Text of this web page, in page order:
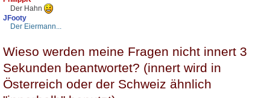
Der Hahn
JFooty
Der Eiermann...
Wieso werden meine Fragen nicht innert 3
Sekunden beantwortet? (innert wird in
Österreich oder der Schweiz ähnlich